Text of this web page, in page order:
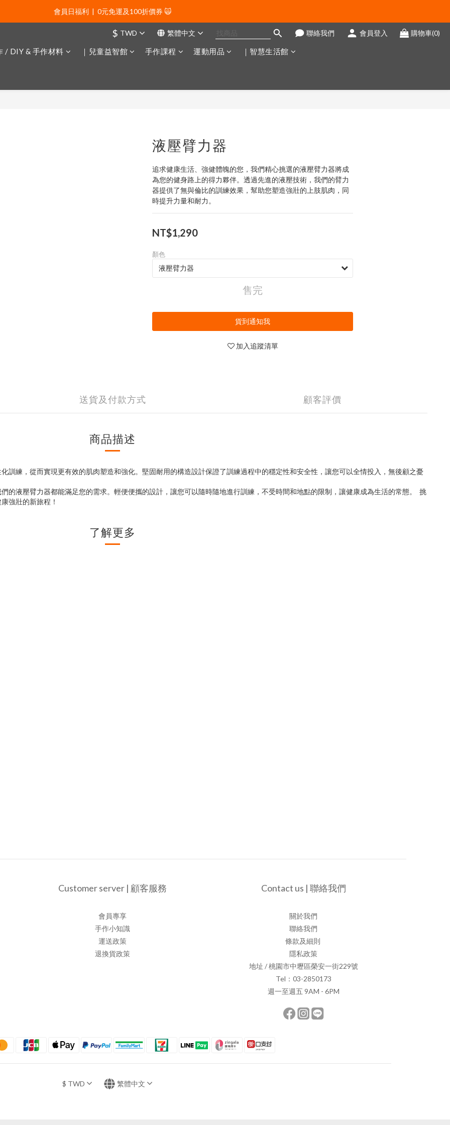
會員日福利  |  0元免運及100折價券 🙀
會員日福利  |  0元免運及100折價券 🙀
會員日福利  |  會員專屬好禮三選一🌟
新年贈禮：滿1130贈新年髮飾一款🧧
$ TWD 繁體中文 聯絡我們 會員登入 購物車(0)
/ DIY & 手作材料 ｜兒童益智館 手作課程 運動用品 ｜智慧生活館
液壓臂力器
追求健康生活、強健體魄的您，我們精心挑選的液壓臂力器將成
為您的健身路上的得力夥伴。透過先進的液壓技術，我們的臂力
器提供了無與倫比的訓練效果，幫助您塑造強壯的上肢肌肉，同
時提升力量和耐力。
NT$1,290
顏色
售完
貨到通知我
加入追蹤清單
送貨及付款方式 顧客評價
商品描述
訓練，從而實現更有效的肌肉塑造和強化。堅固耐用的構造設計保證了訓練過程中的穩定性和安全性，讓您可以全情投入，無後顧之憂
的液壓臂力器都能滿足您的需求。輕便便攜的設計，讓您可以隨時隨地進行訓練，不受時間和地點的限制，讓健康成為生活的常態。 挑
強壯的新旅程！
了解更多
Customer server | 顧客服務
會員專享
手作小知識
運送政策
退換貨政策
Contact us | 聯絡我們
關於我們
聯絡我們
條款及細則
隱私政策
地址 / 桃園市中壢區榮安一街229號
Tel：03-2850173
週一至週五 9AM - 6PM
$ TWD 繁體中文